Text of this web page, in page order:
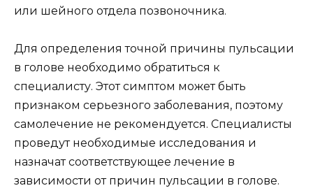
или шейного отдела позвоночника.
Для определения точной причины пульсации
в голове необходимо обратиться к
специалисту. Этот симптом может быть
признаком серьезного заболевания, поэтому
самолечение не рекомендуется. Специалисты
проведут необходимые исследования и
назначат соответствующее лечение в
зависимости от причин пульсации в голове.